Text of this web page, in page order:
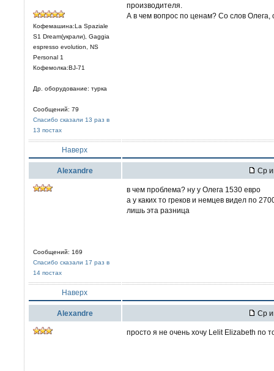
Кофемашина:La Spaziale
S1 Dream(украли), Gaggia
espresso evolution, NS
Personal 1
Кофемолка:BJ-71
Др. оборудование: турка
Сообщений: 79
Спасибо сказали 13 раз в
13 постах
производителя.
А в чем вопрос по ценам? Со слов
Наверх
Alexandre Ср
Сообщений: 169
Спасибо сказали 17 раз в
14 постах
в чем проблема? ну у Олега 1530 евро
а у каких то греков и немцев видел по
лишь эта разница
Наверх
Alexandre Ср
просто я не очень хочу Lelit Elizabeth по